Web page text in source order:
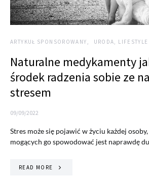
ARTYKUŁ SPONSOROWANY URODA, LIFESTYLE
Naturalne medykamenty
środek radzenia sobie ze
stresem
09/09/2022
Stres może się pojawić w życiu każdej
mogących go spowodować jest naprawdę
READ MORE